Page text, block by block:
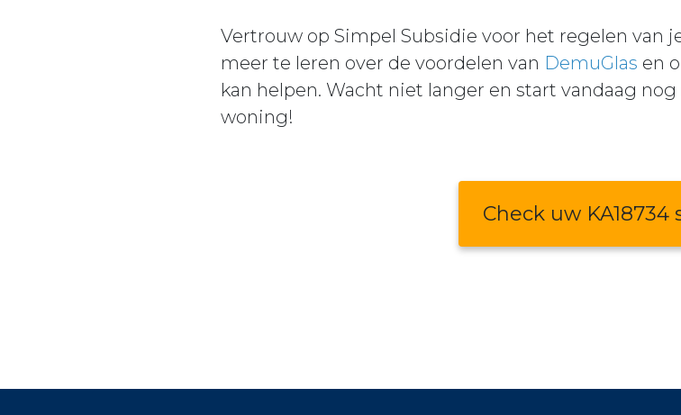
Vertrouw op Simpel Subsidie voor het regelen van
meer te leren over de voordelen van DemuGlas en
kan helpen. Wacht niet langer en start vandaag
woning!
Check uw KA18734